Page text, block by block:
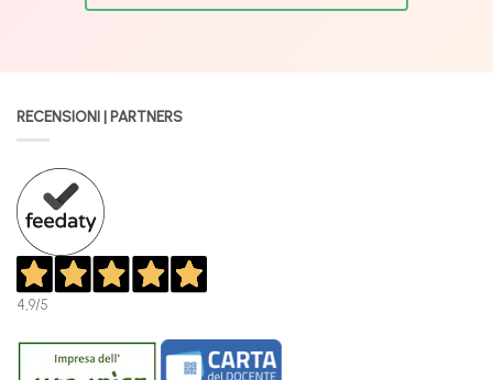
RECENSIONI | PARTNERS
4,9/5